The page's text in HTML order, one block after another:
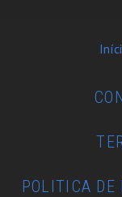
POLITICA DE